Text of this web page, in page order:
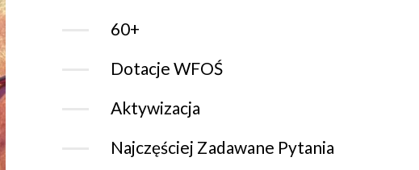
60+
Dotacje WFOŚ
Aktywizacja
Najczęściej Zadawane Pytania